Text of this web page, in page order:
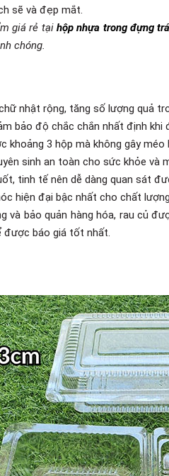
sẽ và đẹp mắt.
giá rẻ tạihộp nhựa trong đựng
chóng.
nhật rộng, tăng số lượng quả
bảo độ chắc chắn nhất định khi
khoảng 3 hộp mà không gây
sinh an toàn cho sức khỏe và
tinh tế nên dễ dàng quan sát
hiện đại bậc nhất cho chất
và bảo quản hàng hóa, rau củ
được báo giá tốt nhất.